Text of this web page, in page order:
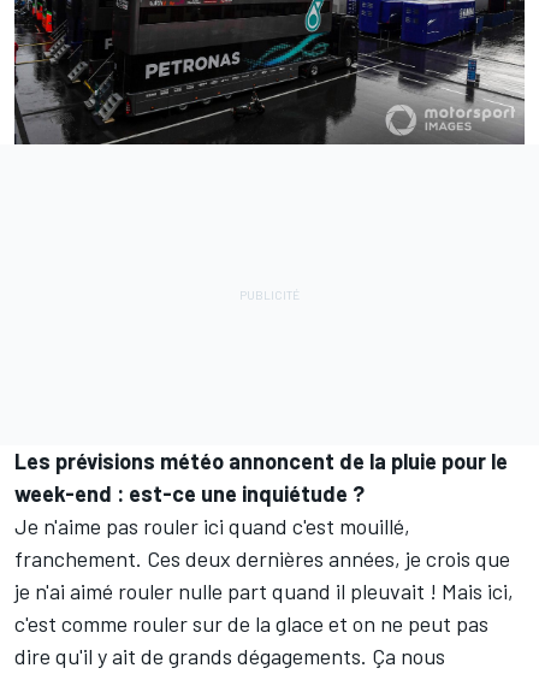
Les prévisions météo annoncent de la pluie pour le
week-end : est-ce une inquiétude ?
Je n'aime pas rouler ici quand c'est mouillé,
franchement. Ces deux dernières années, je crois que
je n'ai aimé rouler nulle part quand il pleuvait ! Mais ici,
c'est comme rouler sur de la glace et on ne peut pas
dire qu'il y ait de grands dégagements. Ça nous